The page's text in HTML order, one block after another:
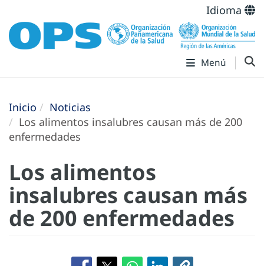
Idioma
Menú
Inicio
Noticias
Los alimentos insalubres causan más de 200
enfermedades
Los alimentos
insalubres causan más
de 200 enfermedades